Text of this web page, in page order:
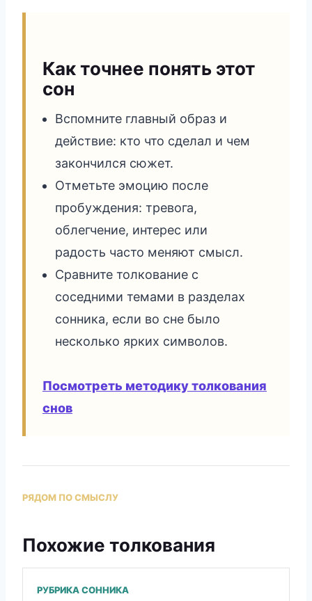
Как точнее понять этот
сон
Вспомните главный образ и
действие: кто что сделал и чем
закончился сюжет.
Отметьте эмоцию после
пробуждения: тревога,
облегчение, интерес или
радость часто меняют смысл.
Сравните толкование с
соседними темами в разделах
сонника, если во сне было
несколько ярких символов.
Посмотреть методику толкования
снов
РЯДОМ ПО СМЫСЛУ
Похожие толкования
РУБРИКА СОННИКА